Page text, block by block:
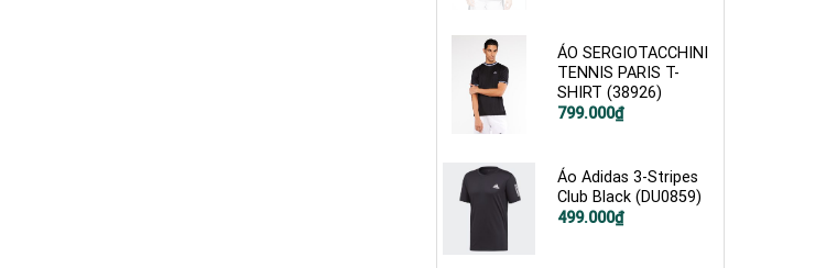
599.000₫.
ÁO SERGIOTACCHINI
TENNIS PARIS T-
SHIRT (38926)
799.000₫
Áo Adidas 3-Stripes
Club Black (DU0859)
Giá
499.000₫
Giá